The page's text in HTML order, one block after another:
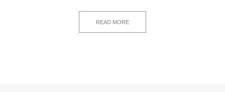
READ MORE